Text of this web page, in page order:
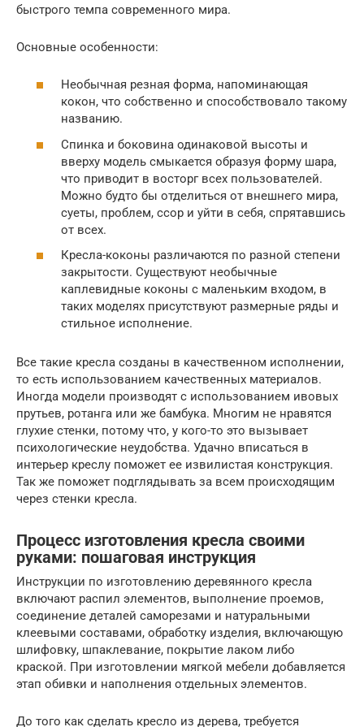
быстрого темпа современного мира.
Основные особенности:
Необычная резная форма, напоминающая
кокон, что собственно и способствовало такому
названию.
Спинка и боковина одинаковой высоты и
вверху модель смыкается образуя форму шара,
что приводит в восторг всех пользователей.
Можно будто бы отделиться от внешнего мира,
суеты, проблем, ссор и уйти в себя, спрятавшись
от всех.
Кресла-коконы различаются по разной степени
закрытости. Существуют необычные
каплевидные коконы с маленьким входом, в
таких моделях присутствуют размерные ряды и
стильное исполнение.
Все такие кресла созданы в качественном исполнении,
то есть использованием качественных материалов.
Иногда модели производят с использованием ивовых
прутьев, ротанга или же бамбука. Многим не нравятся
глухие стенки, потому что, у кого-то это вызывает
психологические неудобства. Удачно вписаться в
интерьер креслу поможет ее извилистая конструкция.
Так же поможет подглядывать за всем происходящим
через стенки кресла.
Процесс изготовления кресла своими
руками: пошаговая инструкция
Инструкции по изготовлению деревянного кресла
включают распил элементов, выполнение проемов,
соединение деталей саморезами и натуральными
клеевыми составами, обработку изделия, включающую
шлифовку, шпаклевание, покрытие лаком либо
краской. При изготовлении мягкой мебели добавляется
этап обивки и наполнения отдельных элементов.
До того как сделать кресло из дерева, требуется